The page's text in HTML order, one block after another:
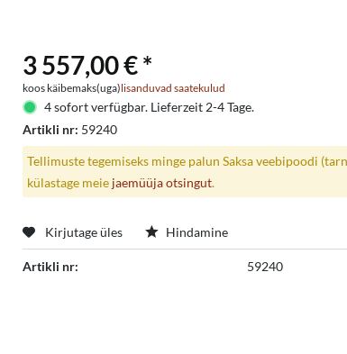
3 557,00 € *
koos käibemaks(uga)lisanduvad saatekulud
4 sofort verfügbar. Lieferzeit 2-4 Tage.
Artikli nr: 59240
Tellimuste tegemiseks minge palun Saksa veebipoodi
külastage meie jaemüüja otsingut.
Kirjutage üles Hindamine
Artikli nr: 59240